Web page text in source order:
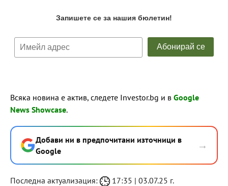
Всяка новина е актив, следете Investor.bg и в Google
News Showcase.
Добави ни в предпочитани източници в
Google
→
Последна актуализация: 17:35 | 03.07.25 г.